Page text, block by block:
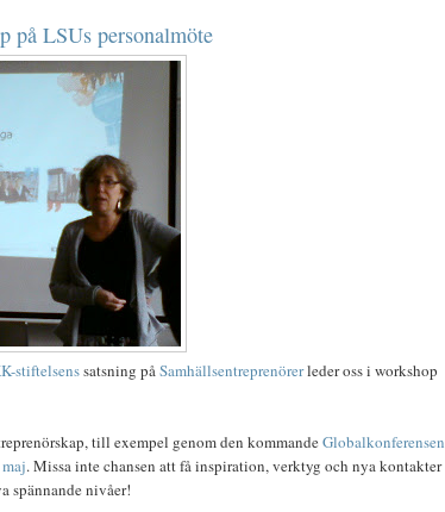
på LSUs personalmöte
stiftelsenssatsning påSamhällsentreprenörerleder oss i workshop
till exempel genom den kommandeGlobalkonferensen
. Missa inte chansen att få inspiration, verktyg och nya kontakter
spännande nivåer!